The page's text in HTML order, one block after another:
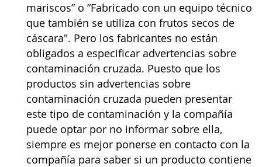
mariscos” o “Fabricado con un equipo técnico
que también se utiliza con frutos secos de
cáscara". Pero los fabricantes no están
obligados a especificar advertencias sobre
contaminación cruzada. Puesto que los
productos sin advertencias sobre
contaminación cruzada pueden presentar
este tipo de contaminación y la compañía
puede optar por no informar sobre ella,
siempre es mejor ponerse en contacto con la
compañía para saber si un producto contiene